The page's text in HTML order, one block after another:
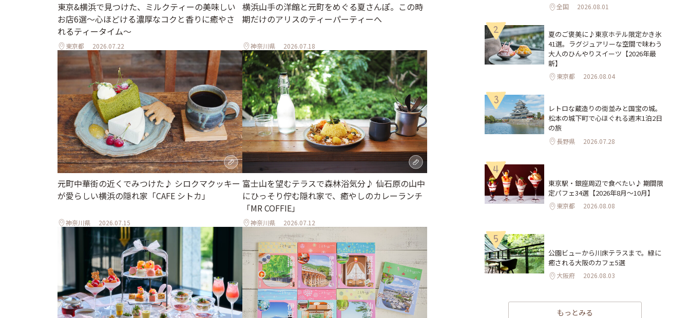
東京&横浜で見つけた、ミルクティーの美味しい
お店6選～心ほどける濃厚なコクと香りに癒やさ
れるティータイム～
東京都 2026.07.22
横浜山手の洋館と元町をめぐる夏さんぽ。この時
期だけのアリスのティーパーティーへ
神奈川県 2026.07.18
元町中華街の近くでみつけた♪ シロクマクッキー
が愛らしい横浜の隠れ家「CAFE シトカ」
神奈川県 2026.07.15
富士山を望むテラスで森林浴気分♪ 仙石原の山中
にひっそり佇む隠れ家で、癒やしのカレーランチ
「MR COFFIE」
神奈川県 2026.07.12
全国 2026.08.01
2
夏のご褒美に♪東京ホテル限定かき氷
41選。ラグジュアリーな空間で味わう
大人のひんやりスイーツ【2026年最
新】
東京都 2026.08.04
3
レトロな蔵造りの街並みと国宝の城。
松本の城下町で心ほぐれる週末1泊2日
の旅
長野県 2026.07.28
4
東京駅・銀座周辺で食べたい♪ 期間限
定パフェ34選【2026年8月～10月】
東京都 2026.08.08
5
公園ビューから川床テラスまで。緑に
癒される大阪のカフェ5選
大阪府 2026.08.03
もっとみる